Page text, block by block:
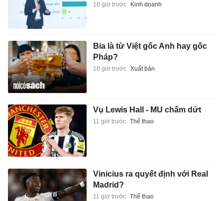
10 giờ trước Kinh doanh
Bia là từ Việt gốc Anh hay gốc
Pháp?
10 giờ trước Xuất bản
Vụ Lewis Hall - MU chấm dứt
11 giờ trước Thể thao
Vinicius ra quyết định với Real
Madrid?
11 giờ trước Thể thao